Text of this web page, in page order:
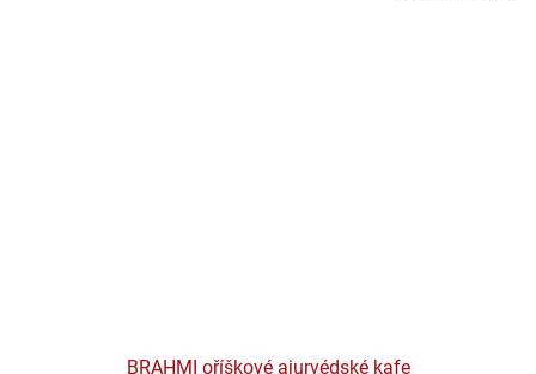
BRAHMI oříškové ajurvédské kafe